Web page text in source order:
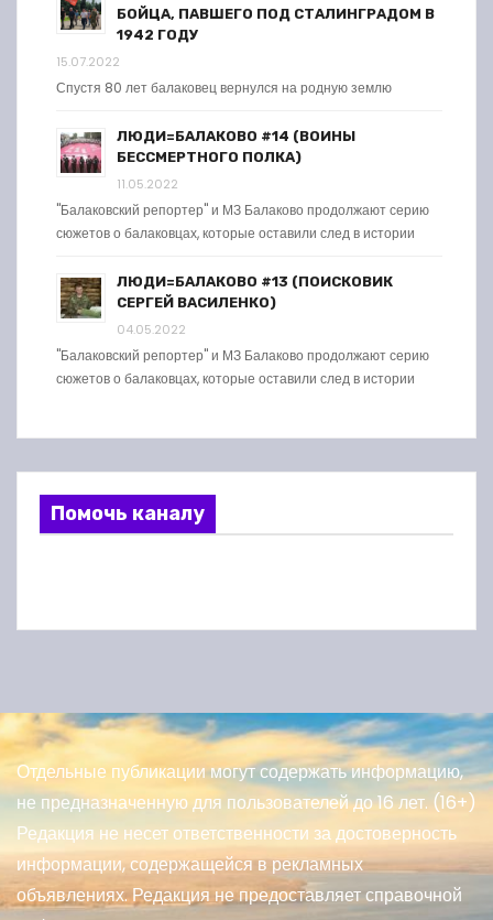
БОЙЦА, ПАВШЕГО ПОД СТАЛИНГРАДОМ В
1942 ГОДУ
15.07.2022
Спустя 80 лет балаковец вернулся на родную землю
ЛЮДИ=БАЛАКОВО #14 (ВОИНЫ
БЕССМЕРТНОГО ПОЛКА)
11.05.2022
"Балаковский репортер" и МЗ Балаково продолжают серию
сюжетов о балаковцах, которые оставили след в истории
ЛЮДИ=БАЛАКОВО #13 (ПОИСКОВИК
СЕРГЕЙ ВАСИЛЕНКО)
04.05.2022
"Балаковский репортер" и МЗ Балаково продолжают серию
сюжетов о балаковцах, которые оставили след в истории
Помочь каналу
Отдельные публикации могут содержать информацию,
не предназначенную для пользователей до 16 лет. (16+)
Редакция не несет ответственности за достоверность
информации, содержащейся в рекламных
объявлениях. Редакция не предоставляет справочной